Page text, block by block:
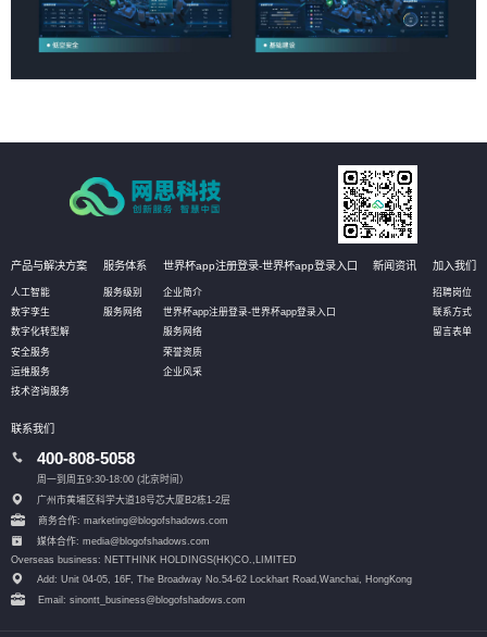
产品与解决方案
人工智能
数字孪生
数字化转型解
安全服务
运维服务
技术咨询服务
服务体系
服务级别
服务网络
世界杯app注册登录-世界杯app登录入口
企业简介
世界杯app注册登录-世界杯app登录入口
服务网络
荣誉资质
企业风采
新闻资讯 加入我们
招聘岗位
联系方式
留言表单
联系我们
400-808-5058
周一到周五9:30-18:00 (北京时间）
广州市黄埔区科学大道18号芯大厦B2栋1-2层
商务合作: marketing@blogofshadows.com
媒体合作: media@blogofshadows.com
Overseas business: NETTHINK HOLDINGS(HK)CO.,LIMITED
Add: Unit 04-05, 16F, The Broadway No.54-62 Lockhart Road, Wanchai, HongKong
Email: sinontt_business@blogofshadows.com